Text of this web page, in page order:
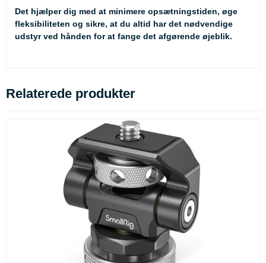
Det hjælper dig med at minimere opsætningstiden, øge
fleksibiliteten og sikre, at du altid har det nødvendige
udstyr ved hånden for at fange det afgørende øjeblik.
Relaterede produkter